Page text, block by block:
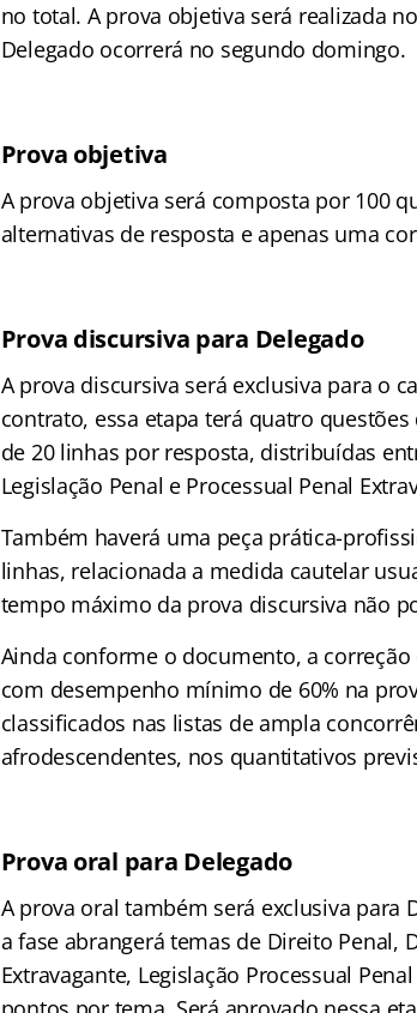
no total. A prova objetiva será realizada
Delegado ocorrerá no segundo domingo.
Prova objetiva
A prova objetiva será composta por 100
alternativas de resposta e apenas uma
Prova discursiva para Delegado
A prova discursiva será exclusiva para o
contrato, essa etapa terá quatro
de 20 linhas por resposta, distribuídas
Legislação Penal e Processual Penal
Também haverá uma peça prática-
linhas, relacionada a medida cautelar
tempo máximo da prova discursiva não
Ainda conforme o documento, a
com desempenho mínimo de 60% na
classificados nas listas de ampla
afrodescendentes, nos quantitativos
Prova oral para Delegado
A prova oral também será exclusiva para
a fase abrangerá temas de Direito Penal,
Extravagante, Legislação Processual